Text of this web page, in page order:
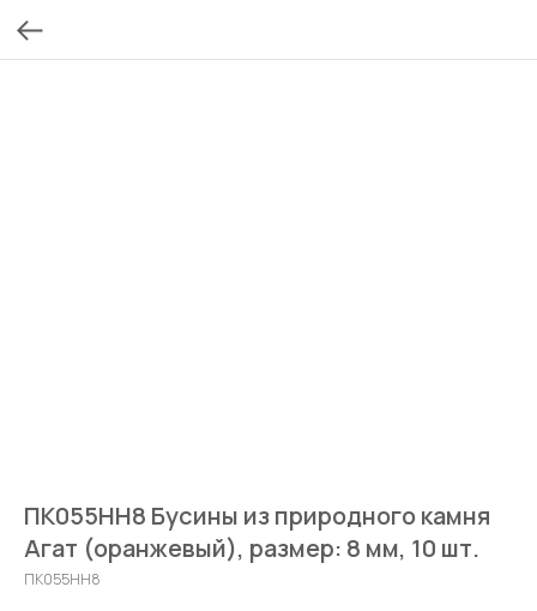
ПК055НН8 Бусины из природного камня
Агат (оранжевый), размер: 8 мм, 10 шт.
ПК055НН8